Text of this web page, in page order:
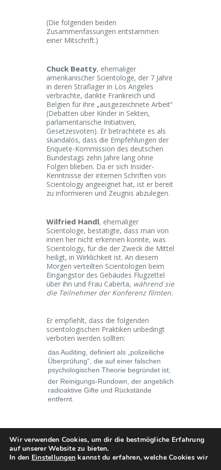
(Die folgenden beiden
Zusammenfassungen entstammen
einer Mitschrift.)
Chuck Beatty, ehemaliger
amerikanischer Scientologe, der 7 Jahre
in deren Straflager in Los Angeles
verbrachte, dankte Frankreich und
Belgien für ihre „ausgezeichnete Arbeit“
(Debatten über Kinder in Sekten,
parlamentarische Initiativen,
Gesetzesvoten). Er betrachtete es als
skandalös, dass die Empfehlungen der
Enquete-Kommission des deutschen
Bundestags zehn Jahre lang ohne
Folgen blieben. Da er sich Insider-
Kenntnisse der internen Schriften von
Scientology angeeignet hat, ist er bereit
zu informieren und Zeugnis abzulegen.
Wilfried Handl, ehemaliger
Scientologe, bestätigte, dass man von
innen her nicht erkennen konnte, was
Scientology, für die der Zweck die Mittel
heiligt, in Wirklichkeit ist. An diesem
Morgen verteilten Scientologen beim
Eingangstor des Gebäudes Flugzettel
über ihn und Frau Caberta, während sie
die Teilnehmer der Konferenz filmten.
Er empfiehlt, dass die folgenden
scientologischen Praktiken unbedingt
verboten werden sollten:
das Auditing, definiert als „polizeiliche
Überprüfung“, die auf einer falschen
psychologischen Theorie begründet ist;
der Reinigungs-Rundown, der angeblich
radioaktive Gifte und Rückstände
entfernt.
Copyright © 2018. FECRIS . All rights
Wir verwenden Cookies, um dir die bestmögliche Erfahrung
auf unserer Website zu bieten.
In den Einstellungen kannst du erfahren, welche Cookies wir